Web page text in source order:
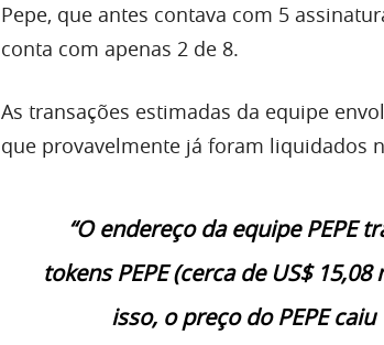
Pepe, que antes contava com 5
conta com apenas 2 de 8.
As transações estimadas da equipe
que provavelmente já foram liquidados
“O endereço da equipe PEPE
tokens PEPE (cerca de US$
isso, o preço do PEPE